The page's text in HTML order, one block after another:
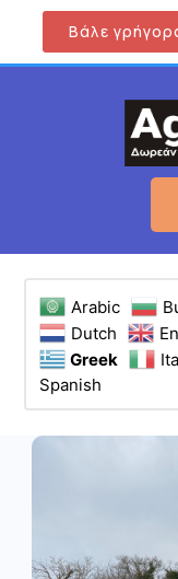
Βάλε
Arabic
Dutch
Greek
Spanish